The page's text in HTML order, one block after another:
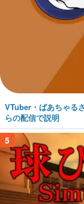
VTuber・ばあちゃる
らの配信で説明
5